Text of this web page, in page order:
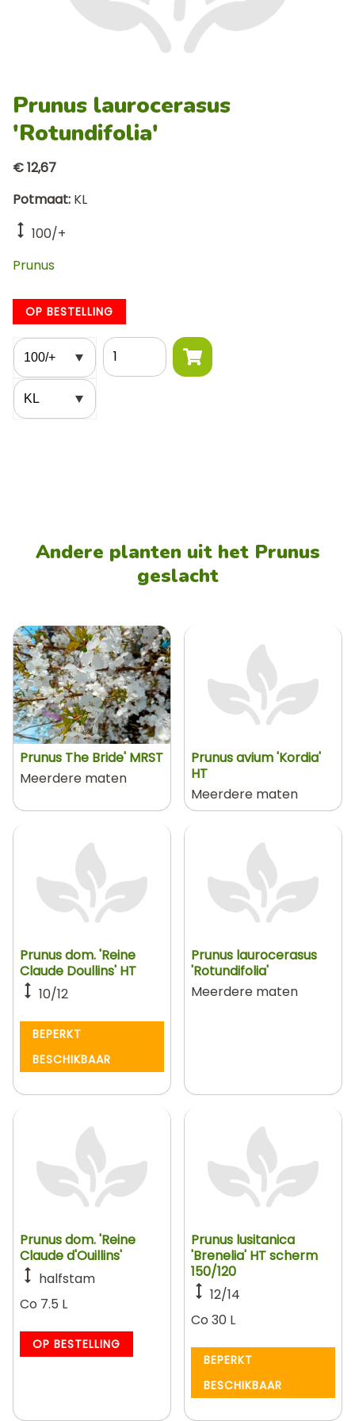
Prunus laurocerasus
'Rotundifolia'
€ 12,67
Potmaat KL
100/+
Prunus
OP BESTELLING
Hoogte
Potmaat
Aantal
Andere planten uit het Prunus
geslacht
Prunus The Bride' MRST
Meerdere maten
Prunus avium 'Kordia'
HT
Meerdere maten
Prunus dom. 'Reine
Claude Doullins' HT
10/12
BEPERKT
BESCHIKBAAR
Prunus laurocerasus
'Rotundifolia'
Meerdere maten
Prunus dom. 'Reine
Claude d'Ouillins'
halfstam
Co 7.5 L
OP BESTELLING
Prunus lusitanica
'Brenelia' HT scherm
150/120
12/14
Co 30 L
BEPERKT
BESCHIKBAAR